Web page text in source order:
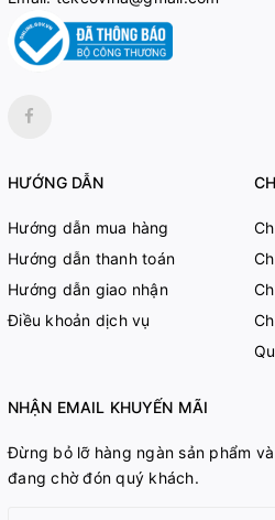
HƯỚNG DẪN
Hướng dẫn mua hàng
Hướng dẫn thanh toán
Hướng dẫn giao nhận
Điều khoản dịch vụ
NHẬN EMAIL KHUYẾN MÃI
Đừng bỏ lỡ hàng ngàn sản phẩm
đang chờ đón quý khách.